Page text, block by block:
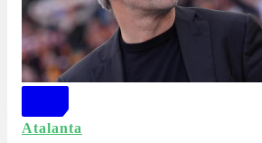
Atalanta